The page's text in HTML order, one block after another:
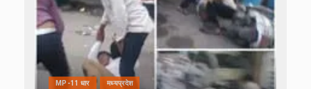
MP-11 धार मध्यप्रदेश